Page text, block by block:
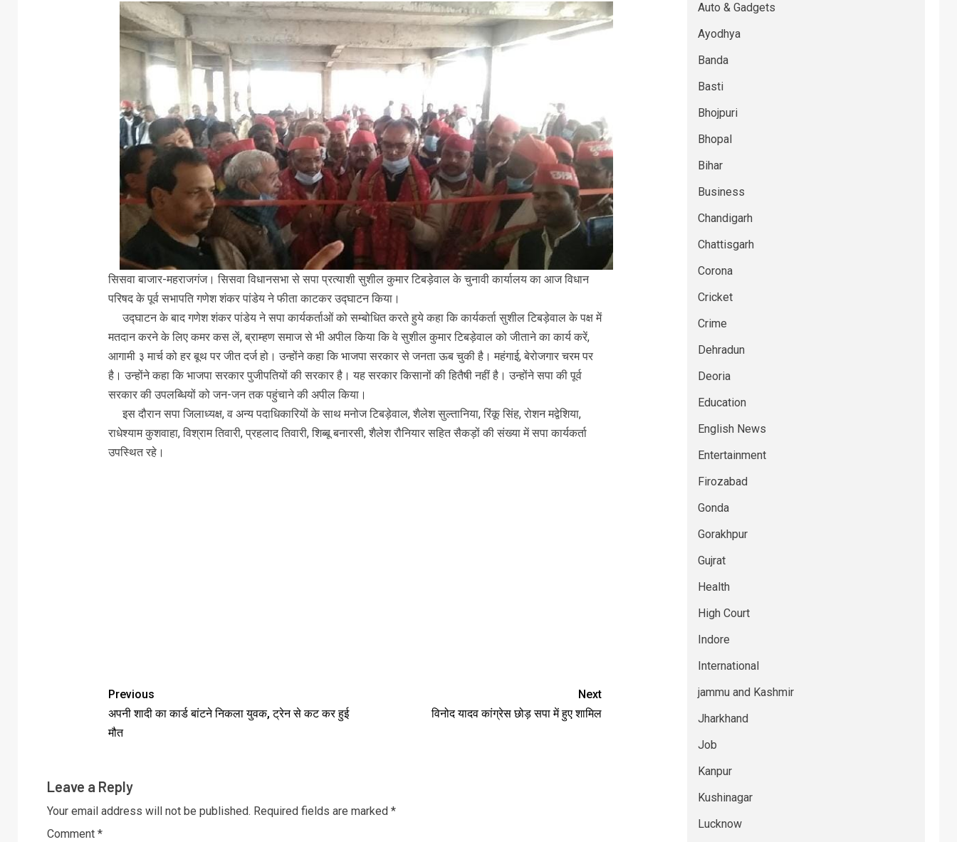
सिसवा बाजार-महराजगंज। सिसवा विधानसभा से सपा प्रत्याशी सुशील कुमार टिबड़ेवाल के चुनावी कार्यालय का आज विधान
परिषद के पूर्व सभापति गणेश शंकर पांडेय ने फीता काटकर उद्घाटन किया।
उद्घाटन के बाद गणेश शंकर पांडेय ने सपा कार्यकर्ताओं को सम्बोधित करते हुये कहा कि कार्यकर्ता सुशील टिबड़ेवाल के पक्ष में
मतदान करने के लिए कमर कस लें, ब्राम्हण समाज से भी अपील किया कि वे सुशील कुमार टिबड़ेवाल को जीताने का कार्य करें,
आगामी ३ मार्च को हर बूथ पर जीत दर्ज हो। उन्होंने कहा कि भाजपा सरकार से जनता ऊब चुकी है। महंगाई, बेरोजगार चरम पर
है। उन्होंने कहा कि भाजपा सरकार पुजीपतियों की सरकार है। यह सरकार किसानों की हितैषी नहीं है। उन्होंने सपा की पूर्व
सरकार की उपलब्धियों को जन-जन तक पहुंचाने की अपील किया।
इस दौरान सपा जिलाध्यक्ष, व अन्य पदाधिकारियों के साथ मनोज टिबड़ेवाल, शैलेश सुल्तानिया, रिंकू सिंह, रोशन मद्वेशिया,
राधेश्याम कुशवाहा, विश्राम तिवारी, प्रहलाद तिवारी, शिब्बू बनारसी, शैलेश रौनियार सहित सैकड़ों की संख्या में सपा कार्यकर्ता
उपस्थित रहे।
Previous
अपनी शादी का कार्ड बांटने निकला युवक, ट्रेन से कट कर हुई
मौत
Next
विनोद यादव कांग्रेस छोड़ सपा में हुए शामिल
Leave a Reply
Your email address will not be published. Required fields are marked *
Comment *
Auto & Gadgets
Ayodhya
Banda
Basti
Bhojpuri
Bhopal
Bihar
Business
Chandigarh
Chattisgarh
Corona
Cricket
Crime
Dehradun
Deoria
Education
English News
Entertainment
Firozabad
Gonda
Gorakhpur
Gujrat
Health
High Court
Indore
International
jammu and Kashmir
Jharkhand
Job
Kanpur
Kushinagar
Lucknow